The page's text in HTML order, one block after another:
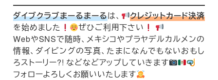
ダイブクラブまーるまーるは、
クレジットカード決済
を始めました
ぜひご利用下さい
WebやSNSで随時、メキシコやプラヤデルカルメンの
情報、ダイビングの写真、たまになんでもないおもし
ろストーリー?! などなどアップしていきます
フォローよろしくお願いいたします